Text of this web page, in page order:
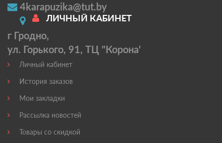
4karapuzika@tut.by
г Гродно,
ул. Горького, 91, ТЦ "Корона'
ЛИЧНЫЙ КАБИНЕТ
Личный кабинет
История заказов
Мои закладки
Рассылка новостей
Товары со скидкой